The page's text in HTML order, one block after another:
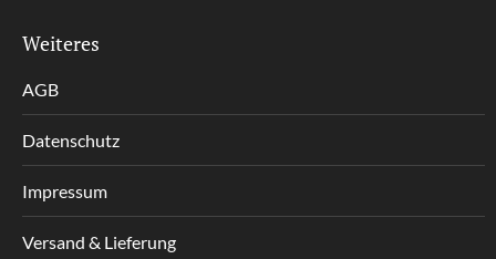
Weiteres
AGB
Datenschutz
Impressum
Versand & Lieferung